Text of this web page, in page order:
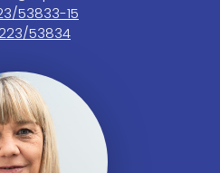
53833-15
53834